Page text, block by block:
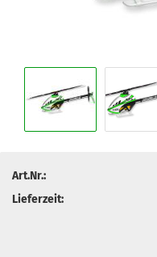
Art.Nr.:
Lieferzeit: